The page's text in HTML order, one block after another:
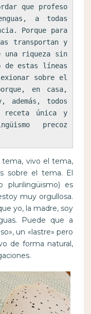
que profeso
a todas
Porque para
transportan y
una riqueza sin
estas líneas
sobre el
en casa,
además, todos
receta única y
precoz
tema, vivo el tema,
sobre el tema. El
plurilingüismo) es
muy orgullosa.
yo, la madre, soy
Puede que a
un «lastre» pero
de forma natural,